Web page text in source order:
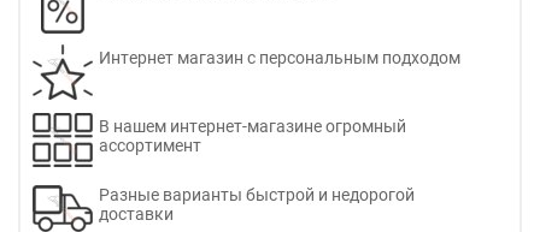
Интернет магазин с персональным подходом
В нашем интернет-магазине огромный
ассортимент
Разные варианты быстрой и недорогой
доставки